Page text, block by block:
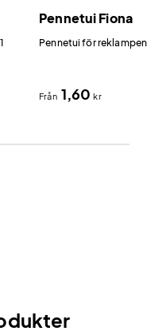
Pennetui Fiona
Pennetui för
Från 1,60kr